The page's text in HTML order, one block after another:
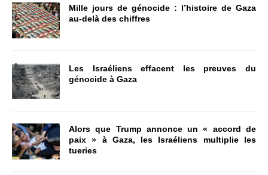
Mille jours de génocide : l’histoire de Gaza
au-delà des chiffres
Les Israéliens effacent les preuves du
génocide à Gaza
Alors que Trump annonce un « accord de
paix » à Gaza, les Israéliens multiplie les
tueries